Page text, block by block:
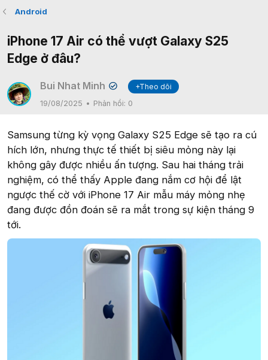
Android
iPhone 17 Air có thể vượt Galaxy S25
Edge ở đâu?
Bui Nhat Minh ✔
+Theo dõi
19/08/2025
Phản hồi: 0
Samsung từng kỳ vọng Galaxy S25 Edge sẽ tạo ra cú
hích lớn, nhưng thực tế thiết bị siêu mỏng này lại
không gây được nhiều ấn tượng. Sau hai tháng trải
nghiệm, có thể thấy Apple đang nắm cơ hội để lật
ngược thế cờ với iPhone 17 Air mẫu máy mỏng nhẹ
đang được đồn đoán sẽ ra mắt trong sự kiện tháng 9
tới.